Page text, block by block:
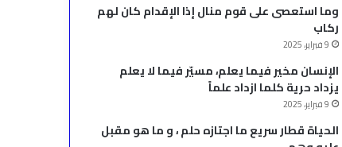
وما استعصى على قوم منال إذا الإقدام كان لهم
ركاب
9 فبراير، 2025
الإنسان مخير فيما يعلم، مسيّر فيما لا يعلم
يزداد حرية كلما ازداد علماً
9 فبراير، 2025
الحياة قطار سريع ما اجتازه حلم ، و ما هو مقبل